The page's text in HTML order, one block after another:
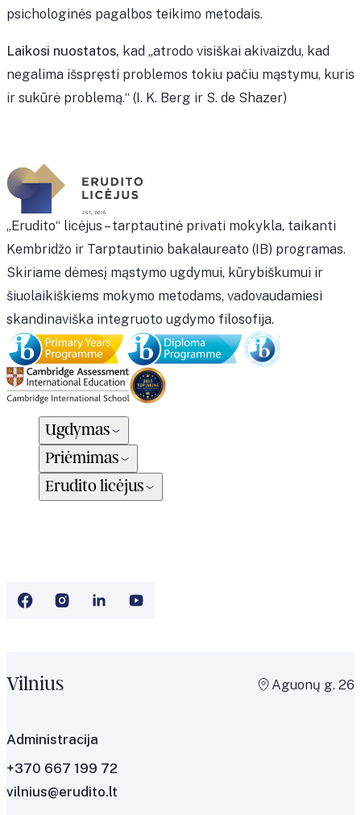
psichologinės pagalbos teikimo metodais.
Laikosi nuostatos, kad „atrodo visiškai akivaizdu, kad
negalima išspręsti problemos tokiu pačiu mąstymu, kuris
ir sukūrė problemą.“ (I. K. Berg ir S. de Shazer)
„Erudito“ licėjus – tarptautinė privati mokykla, taikanti
Kembridžo ir Tarptautinio bakalaureato (IB) programas.
Skiriame dėmesį mąstymo ugdymui, kūrybiškumui ir
šiuolaikiškiems mokymo metodams, vadovaudamiesi
skandinaviška integruoto ugdymo filosofija.
Ugdymas
Priėmimas
Erudito licėjus
Vilnius Aguonų g. 26
Administracija
+370 667 199 72
vilnius@erudito.lt